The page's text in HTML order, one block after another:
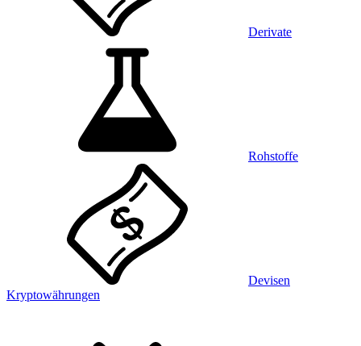
Derivate
Rohstoffe
Devisen
Kryptowährungen